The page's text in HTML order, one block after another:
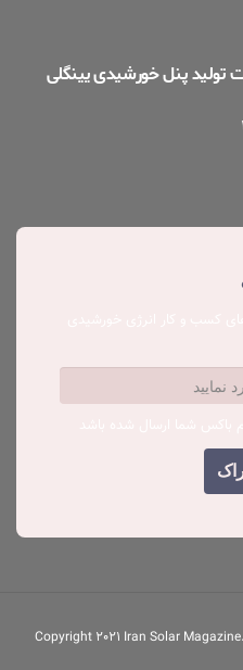
تولید پنل خورشیدی یینگلی
© Copyright 2021 Iran Solar